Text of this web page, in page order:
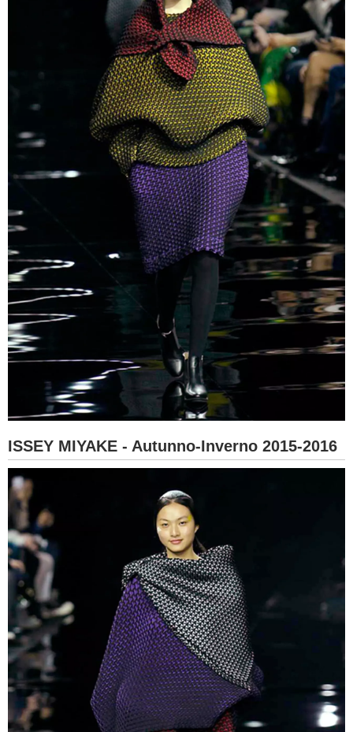
ISSEY MIYAKE - Autunno-Inverno 2015-2016